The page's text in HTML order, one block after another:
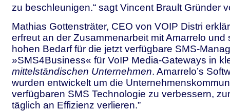
zu beschleunigen.“ sagt Vincent Brault Gründer
Mathias Gottensträter, CEO von VOIP Distri
erfreut an der Zusammenarbeit mit Amarrelo und
hohen Bedarf für die jetzt verfügbare SMS-
»SMS4Business« für VoIP Media-Gateways in
mittelständischen Unternehmen. Amarrelo’s
wurden entwickelt um die
verfügbaren SMS Technologie zu verbessern,
täglich an Effizienz verlieren.”